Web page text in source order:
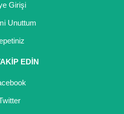
Girişi
Unuttum
EDİN